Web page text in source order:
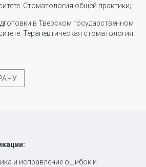
Стоматология общей практики;
в Тверском государственном
Терапевтическая стоматология.
и исправление ошибок и